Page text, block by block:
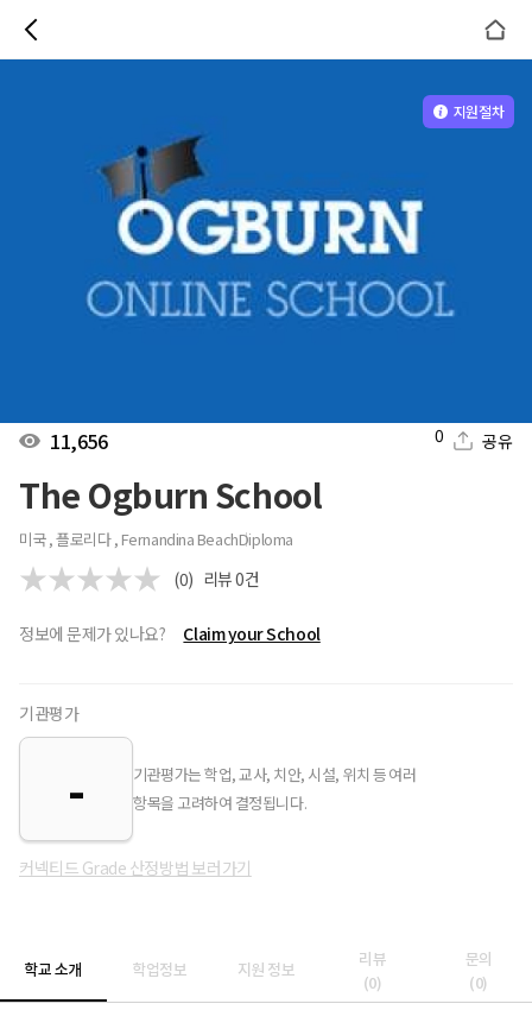
11,656 0 공유
The Ogburn School
미국 , 플로리다 , Fernandina BeachDiploma
(0) 리뷰0건
정보에 문제가 있나요? Claim your School
기관평가
-
기관평가는 학업, 교사, 치안, 시설, 위치 등 여러
항목을 고려하여 결정됩니다.
커넥티드 Grade 산정방법 보러가기
지원절차
학교 소개 학업정보 지원 정보
리뷰
(0)
문의
(0)